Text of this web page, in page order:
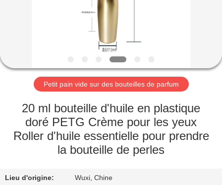
LE
SPECTACLE
PROPOS
Petit pain vide sur des bouteilles de parfum
20 ml bouteille d'huile en plastique
doré PETG Crème pour les yeux
Roller d'huile essentielle pour prendre
la bouteille de perles
Lieu d'origine: Wuxi, Chine